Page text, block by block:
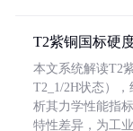
T2紫铜国标硬
本文系统解读T2
T2_1/2H状态）
析其力学性能指
特性差异，为工